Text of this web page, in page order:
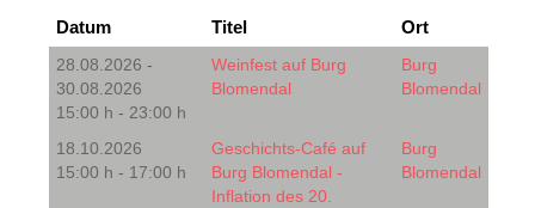
Datum Titel Ort
28.08.2026 -
30.08.2026
15:00 h - 23:00 h
Weinfest auf Burg
Blomendal
Burg
Blomendal
18.10.2026
15:00 h - 17:00 h
Geschichts-Café auf
Burg Blomendal -
Inflation des 20.
Burg
Blomendal